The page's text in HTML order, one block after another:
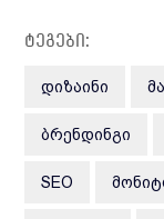
ტეგები:
ᲓᲘᲖᲐᲘᲜᲘ
ᲑᲠᲔᲜᲓᲘᲜᲒᲘ
SEO